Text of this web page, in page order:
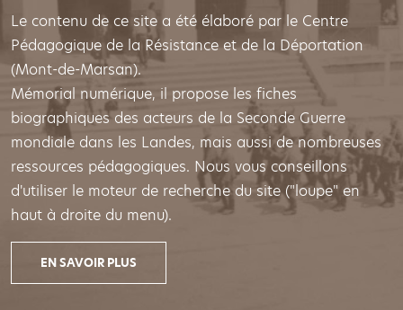
Le contenu de ce site a été élaboré par le Centre
Pédagogique de la Résistance et de la Déportation
(Mont-de-Marsan).
Mémorial numérique, il propose les fiches
biographiques des acteurs de la Seconde Guerre
mondiale dans les Landes, mais aussi de nombreuses
ressources pédagogiques. Nous vous conseillons
d'utiliser le moteur de recherche du site ("loupe" en
haut à droite du menu).
EN SAVOIR PLUS